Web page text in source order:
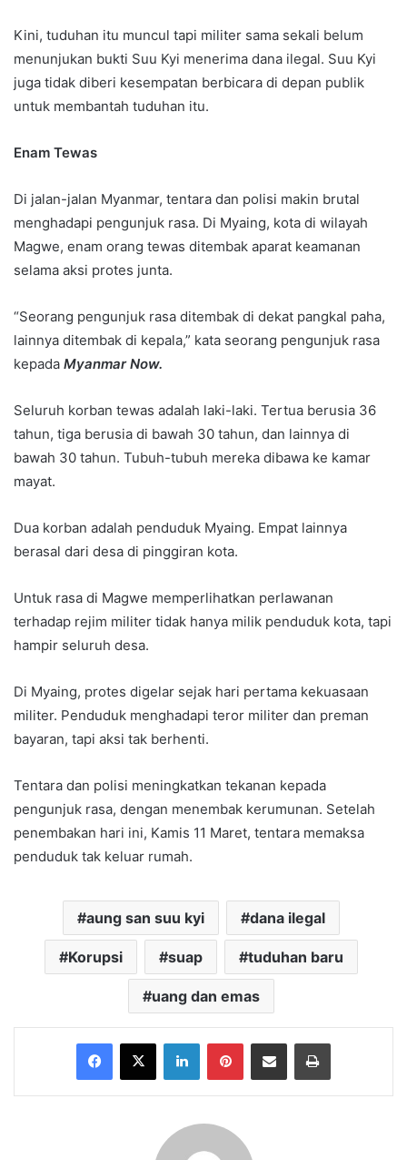
Kini, tuduhan itu muncul tapi militer sama sekali belum
menunjukan bukti Suu Kyi menerima dana ilegal. Suu Kyi
juga tidak diberi kesempatan berbicara di depan publik
untuk membantah tuduhan itu.
Enam Tewas
Di jalan-jalan Myanmar, tentara dan polisi makin brutal
menghadapi pengunjuk rasa. Di Myaing, kota di wilayah
Magwe, enam orang tewas ditembak aparat keamanan
selama aksi protes junta.
“Seorang pengunjuk rasa ditembak di dekat pangkal paha,
lainnya ditembak di kepala,” kata seorang pengunjuk rasa
kepada Myanmar Now.
Seluruh korban tewas adalah laki-laki. Tertua berusia 36
tahun, tiga berusia di bawah 30 tahun, dan lainnya di
bawah 30 tahun. Tubuh-tubuh mereka dibawa ke kamar
mayat.
Dua korban adalah penduduk Myaing. Empat lainnya
berasal dari desa di pinggiran kota.
Untuk rasa di Magwe memperlihatkan perlawanan
terhadap rejim militer tidak hanya milik penduduk kota, tapi
hampir seluruh desa.
Di Myaing, protes digelar sejak hari pertama kekuasaan
militer. Penduduk menghadapi teror militer dan preman
bayaran, tapi aksi tak berhenti.
Tentara dan polisi meningkatkan tekanan kepada
pengunjuk rasa, dengan menembak kerumunan. Setelah
penembakan hari ini, Kamis 11 Maret, tentara memaksa
penduduk tak keluar rumah.
aung san suu kyi dana ilegal
Korupsi suap tuduhan baru
uang dan emas
Facebook
X LinkedInPinterestShare via Email Print